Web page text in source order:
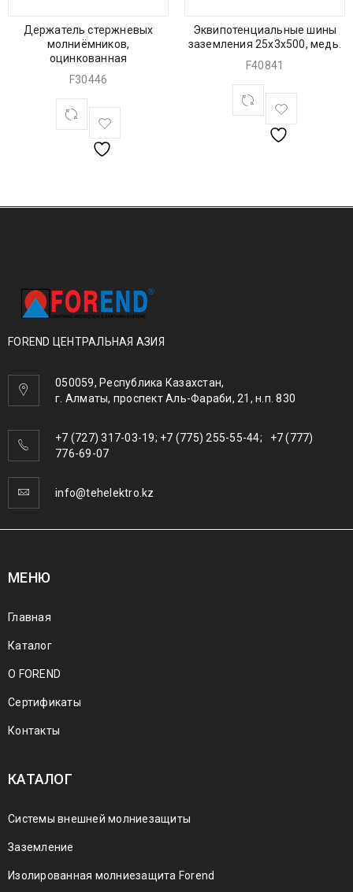
Держатель стержневых
молниёмников,
оцинкованная
F30446
Эквипотенциальные шины
заземления 25х3х500, медь.
F40841
FOREND ЦЕНТРАЛЬНАЯ АЗИЯ
050059, Республика Казахстан,
г. Алматы, проспект Аль-Фараби, 21, н.п. 830
+7 (727) 317-03-19; +7 (775) 255-55-44; +7 (777)
776-69-07
info@tehelektro.kz
МЕНЮ
Главная
Каталог
О FOREND
Сертификаты
Контакты
КАТАЛОГ
Системы внешней молниезащиты
Заземление
Изолированная молниезащита Forend